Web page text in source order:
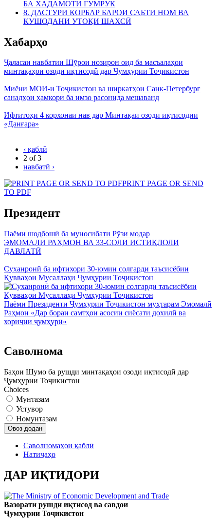
БА ХАДАМОТИ ГУМРУК
8. ДАСТУРИ КОРБАР БАРОИ САБТИ НОМ ВА
КУШОДАНИ УТОҚИ ШАХСӢ
Хабарҳо
Ҷаласаи навбатии Шӯрои нозирон оид ба масъалаҳои
минтақаҳои озоди иқтисодӣ дар Ҷумҳурии Тоҷикистон
Миёни МОИ-и Тоҷикистон ва ширкатҳои Санк-Петербург
санадҳои ҳамкорӣ ба имзо расонида мешаванд
Ифтитоҳи 4 корхонаи нав дар Минтақаи озоди иқтисодии
«Данғара»
‹ қаблӣ
2 of 3
навбатӣ ›
PRINT PAGE OR SEND
TO PDF
Президент
Паёми шодбошӣ ба муносибати Рӯзи модар
ЭМОМАЛӢ РАҲМОН ВА 33-СОЛИ ИСТИҚЛОЛИ
ДАВЛАТӢ
Суханронӣ ба ифтихори 30-юмин солгарди таъсисёбии
Қувваҳои Мусаллаҳи Ҷумҳурии Тоҷикистон
Паёми Президенти Ҷумҳурии Тоҷикистон муҳтарам Эмомалӣ
Раҳмон «Дар бораи самтҳои асосии сиёсати дохилӣ ва
хориҷии ҷумҳурӣ»
Саволнома
Баҳои Шумо ба рушди минтақаҳои озоди иқтисодӣ дар
Ҷумҳурии Тоҷикистон
Choices
Мунтазам
Устувор
Номунтазам
Саволномаҳои қаблӣ
Натиҷаҳо
ДАР ИҚТИДОРИ
Вазорати рушди иқтисод ва савдои
Ҷумҳурии Тоҷикистон